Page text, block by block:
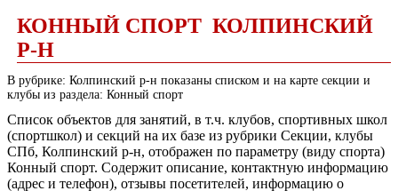
КОННЫЙ СПОРТ КОЛПИНСКИЙ
Р-Н
В рубрике: Колпинский р-н показаны списком и на карте секции и
клубы из раздела: Конный спорт
Список объектов для занятий, в т.ч. клубов, спортивных школ
(спортшкол) и секций на их базе из рубрики Секции, клубы
СПб, Колпинский р-н, отображен по параметру (виду спорта)
Конный спорт. Содержит описание, контактную информацию
(адрес и телефон), отзывы посетителей, информацию о